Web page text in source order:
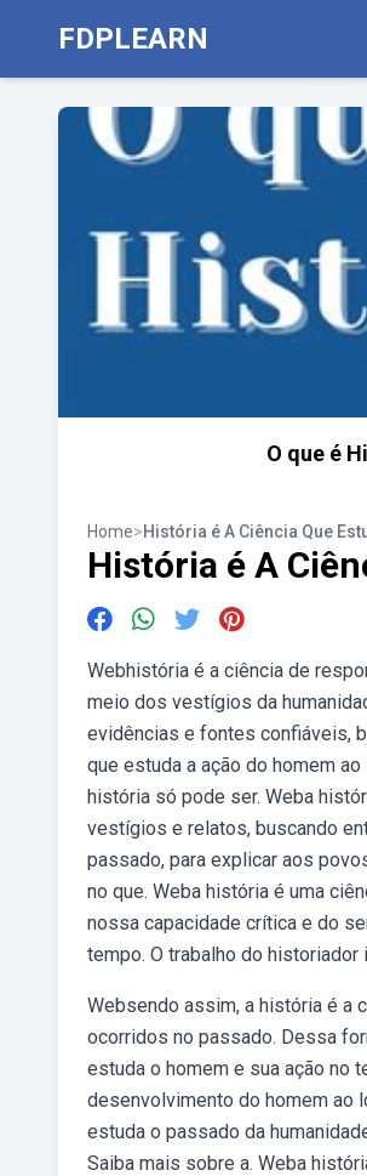
FDPLEARN
O que é
Home>História é A Ciência Que
História é A
Webhistória é a ciência de
meio dos vestígios da
evidências e fontes confiáveis,
que estuda a ação do homem
história só pode ser. Weba
vestígios e relatos, buscando
passado, para explicar aos
no que. Weba história é uma
nossa capacidade crítica e do
tempo. O trabalho do
Websendo assim, a história é a
ocorridos no passado. Dessa
estuda o homem e sua ação no
desenvolvimento do homem ao
estuda o passado da
Saiba mais sobre a. Weba